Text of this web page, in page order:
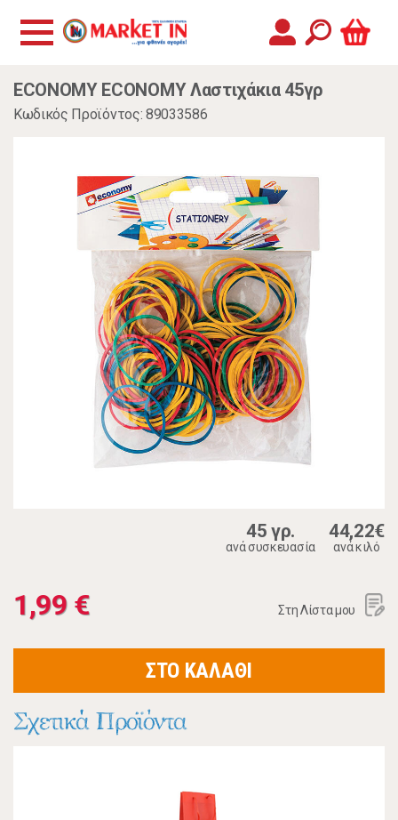
ECONOMY ECONOMY Λαστιχάκια 45γρ
Κωδικός Προϊόντος: 89033586
45 γρ.
ανά συσκευασία
44,22€
ανά κιλό
1,99 € Στη Λίστα μου
ΣΤΟ ΚΑΛΑΘΙ
Σχετικά Προϊόντα